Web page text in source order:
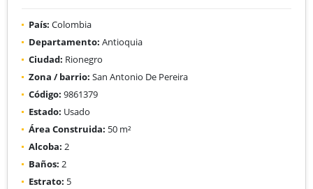
País: Colombia
Departamento: Antioquia
Ciudad: Rionegro
Zona / barrio: San Antonio De Pereira
Código: 9861379
Estado: Usado
Área Construida: 50 m²
Alcoba: 2
Baños: 2
Estrato: 5